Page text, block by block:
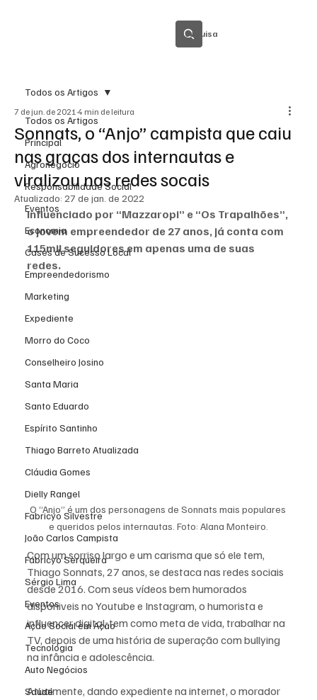
Pesquisa
Todos os Artigos
Principal
Agronegócio
Responsabilidade Social
Eventos
Economia
Cases de Sucesso Local
Empreendedorismo
Marketing
Expediente
Morro do Coco
Conselheiro Josino
Santa Maria
Santo Eduardo
Espírito Santinho
Thiago Barreto Atualizada
Cláudia Gomes
Dielly Rangel
Fabricyo Silvestre
João Carlos Campista
Fabricyo Serqueira
Sérgio Lima
Eventos
Ação Social em Ação
Tecnologia
Auto Negócios
Saúde
Todos os Artigos
Sonnats, o “Anjo” campista que caiu
nas graças dos internautas e
viralizou nas redes socais
7 de jun. de 2021 4 min de leitura
Atualizado: 27 de jan. de 2022
Influenciado por “Mazzaropi” e “Os Trapalhões”,
o jovem empreendedor de 27 anos, já conta com
115mil seguidores em apenas uma de suas
redes.
O “Anjo” é um dos personagens de Sonnats mais populares
e queridos pelos internautas. Foto: Alana Monteiro.
Com um sorriso largo e um carisma que só ele tem,
Thiago Sonnats, 27 anos, se destaca nas redes sociais
desde 2016. Com seus vídeos bem humorados
disponiveis no Youtube e Instagram, o humorista e
influencer digital, tem como meta de vida, trabalhar na
TV, depois de uma história de superação com bullying
na infância e adolescência.
Atualmente, dando expediente na internet, o morador